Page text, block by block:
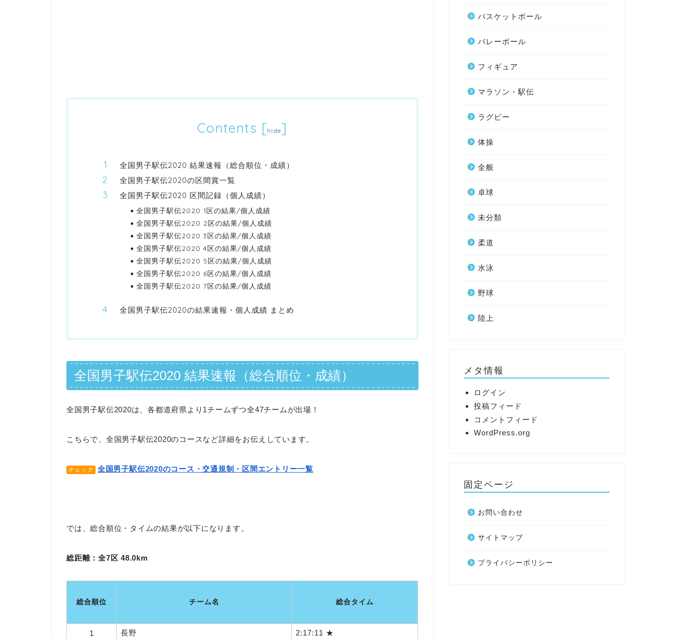
Contents [hide]
全国男子駅伝2020 結果速報（総合順位・成績）
全国男子駅伝2020の区間賞一覧
全国男子駅伝2020 区間記録（個人成績）
全国男子駅伝2020 1区の結果/個人成績
全国男子駅伝2020 2区の結果/個人成績
全国男子駅伝2020 3区の結果/個人成績
全国男子駅伝2020 4区の結果/個人成績
全国男子駅伝2020 5区の結果/個人成績
全国男子駅伝2020 6区の結果/個人成績
全国男子駅伝2020 7区の結果/個人成績
全国男子駅伝2020の結果速報・個人成績 まとめ
全国男子駅伝2020 結果速報（総合順位・成績）
全国男子駅伝2020は、各都道府県より1チームずつ全47チームが出場！
こちらで、全国男子駅伝2020のコースなど詳細をお伝えしています。
チェック 全国男子駅伝2020のコース・交通規制・区間エントリー一覧
では、総合順位・タイムの結果が以下になります。
総距離：全7区 48.0km
総合順位 チーム名 総合タイム
1 長野 2:17:11 ★
バスケットボール
バレーボール
フィギュア
マラソン・駅伝
ラグビー
体操
全般
卓球
未分類
柔道
水泳
野球
陸上
メタ情報
ログイン
投稿フィード
コメントフィード
WordPress.org
固定ページ
お問い合わせ
サイトマップ
プライバシーポリシー